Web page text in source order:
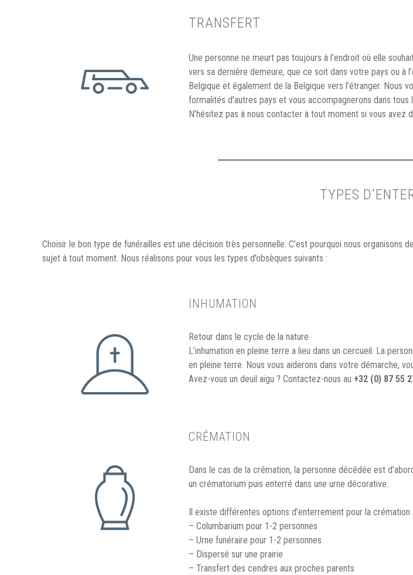
TRANSFERT
Une personne ne meurt pas toujours à l’endroit où elle
vers sa dernière demeure, que ce soit dans votre pays ou à
Belgique et également de la Belgique vers l’étranger. Nous
formalités d’autres pays et vous accompagnerons dans
N’hésitez pas à nous contacter à tout moment si vous avez
TYPES
Choisir le bon type de funérailles est une décision très personnelle. C’est pourquoi nous
sujet à tout moment. Nous réalisons pour vous les types d’obsèques suivants :
INHUMATION
Retour dans le cycle de la nature
L’inhumation en pleine terre a lieu dans un cercueil. La
en pleine terre. Nous vous aiderons dans votre démarche,
Avez-vous un deuil aigu ? Contactez-nous au +32 (0) 87 55
CRÉMATION
Dans le cas de la crémation, la personne décédée est
un crématorium puis enterré dans une urne décorative.
Il existe différentes options d’enterrement pour la crémation :
– Columbarium pour 1-2 personnes
– Urne funéraire pour 1-2 personnes
– Dispersé sur une prairie
– Transfert des cendres aux proches parents